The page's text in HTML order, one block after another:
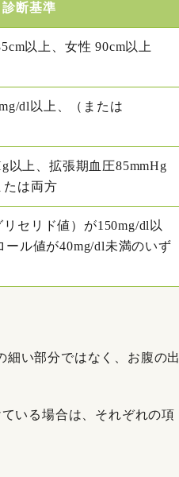
診断基準
以上、女性 90cm以上
dl以上、（または
以上、拡張期血圧85mmHg
たは両方
セリド値）が150mg/dl以
ール値が40mg/dl未満のいず
い部分ではなく、お腹の出
いる場合は、それぞれの項